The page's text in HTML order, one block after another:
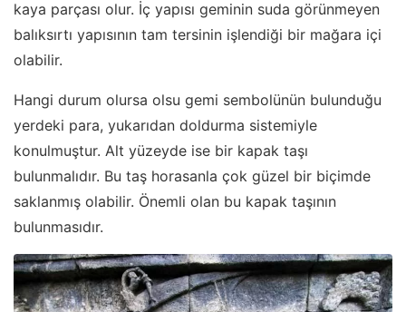
kaya parçası olur. İç yapısı geminin suda görünmeyen
balıksırtı yapısının tam tersinin işlendiği bir mağara içi
olabilir.
Hangi durum olursa olsu gemi sembolünün bulunduğu
yerdeki para, yukarıdan doldurma sistemiyle
konulmuştur. Alt yüzeyde ise bir kapak taşı
bulunmalıdır. Bu taş horasanla çok güzel bir biçimde
saklanmış olabilir. Önemli olan bu kapak taşının
bulunmasıdır.